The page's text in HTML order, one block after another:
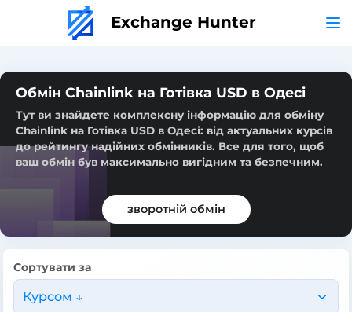
Exchange Hunter
Обмін Chainlink на Готівка USD в Одесі
Тут ви знайдете комплексну інформацію для обміну
Chainlink на Готівка USD в Одесі: від актуальних курсів
до рейтингу надійних обмінників. Все для того, щоб
ваш обмін був максимально вигідним та безпечним.
зворотній обмін
Сортувати за
Курсом ↓